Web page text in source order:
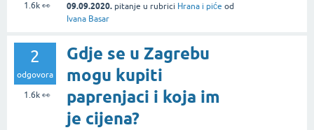
1.6k👀 09.09.2020. pitanje u rubrici Hrana i piće od
Ivana Basar
2
odgovora
1.6k👀
Gdje se u Zagrebu
mogu kupiti
paprenjaci i koja im
je cijena?